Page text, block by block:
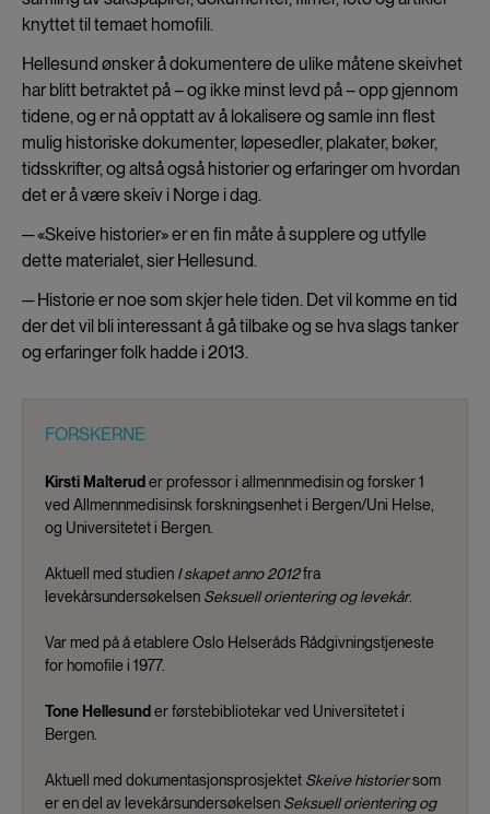
knyttet til temaet homofili.
Hellesund ønsker å dokumentere de ulike måtene skeivhet
har blitt betraktet på – og ikke minst levd på – opp gjennom
tidene, og er nå opptatt av å lokalisere og samle inn flest
mulig historiske dokumenter, løpesedler, plakater, bøker,
tidsskrifter, og altså også historier og erfaringer om hvordan
det er å være skeiv i Norge i dag.
─ «Skeive historier» er en fin måte å supplere og utfylle
dette materialet, sier Hellesund.
─ Historie er noe som skjer hele tiden. Det vil komme en tid
der det vil bli interessant å gå tilbake og se hva slags tanker
og erfaringer folk hadde i 2013.
FORSKERNE
Kirsti Malterud er professor i allmennmedisin og forsker 1
ved Allmennmedisinsk forskningsenhet i Bergen/Uni Helse,
og Universitetet i Bergen.
Aktuell med studien I skapet anno 2012fra
levekårsundersøkelsen Seksuell orientering og levekår.
Var med på å etablere Oslo Helseråds Rådgivningstjeneste
for homofile i 1977.
Tone Hellesund er førstebibliotekar ved Universitetet i
Bergen.
Aktuell med dokumentasjonsprosjektet Skeive historiersom
er en del av levekårsundersøkelsen Seksuell orientering og